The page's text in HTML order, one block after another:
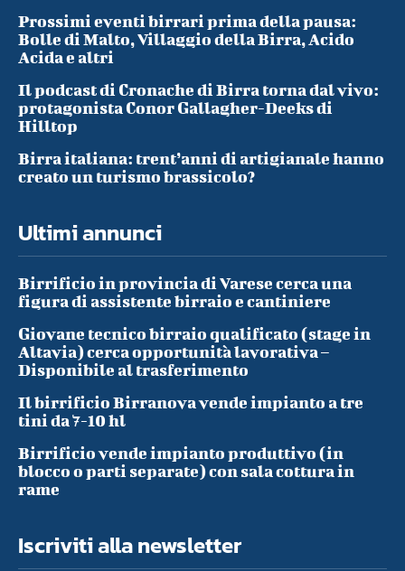
Prossimi eventi birrari prima della pausa:
Bolle di Malto, Villaggio della Birra, Acido
Acida e altri
Il podcast di Cronache di Birra torna dal vivo:
protagonista Conor Gallagher-Deeks di
Hilltop
Birra italiana: trent’anni di artigianale hanno
creato un turismo brassicolo?
Ultimi annunci
Birrificio in provincia di Varese cerca una
figura di assistente birraio e cantiniere
Giovane tecnico birraio qualificato (stage in
Altavia) cerca opportunità lavorativa –
Disponibile al trasferimento
Il birrificio Birranova vende impianto a tre
tini da 7-10 hl
Birrificio vende impianto produttivo (in
blocco o parti separate) con sala cottura in
rame
Iscriviti alla newsletter